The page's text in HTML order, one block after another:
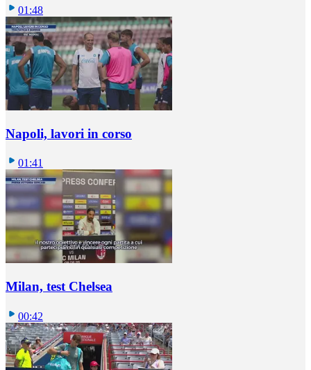
01:48
Napoli, lavori in corso
01:41
Milan, test Chelsea
00:42